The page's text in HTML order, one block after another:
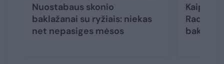
Nuostabaus skonio
baklažanai su ryžiais: niekas
net nepasiges mėsos
Kaip pas